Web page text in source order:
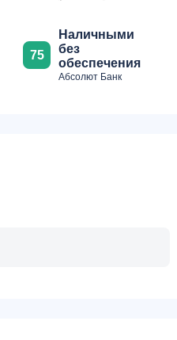
75
Наличными
без
обеспечения
Абсолют Банк